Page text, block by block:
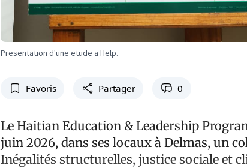
Presentation d'une etude a Help.
Favoris Partager 0
Le Haitian Education & Leadership
juin 2026, dans ses locaux à Delmas, un
Inégalités structurelles, justice sociale et